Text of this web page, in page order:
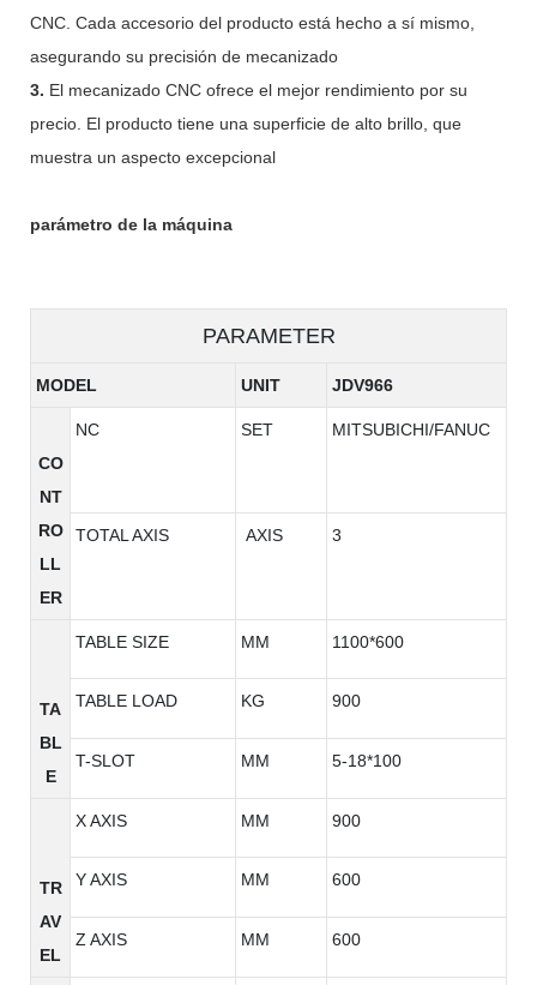
CNC. Cada accesorio del producto está hecho a sí mismo,
asegurando su precisión de mecanizado
3. El mecanizado CNC ofrece el mejor rendimiento por su
precio. El producto tiene una superficie de alto brillo, que
muestra un aspecto excepcional
parámetro de la máquina
PARAMETER
MODEL UNIT JDV966
CO
NT
RO
LL
ER
NC SET MITSUBICHI/FANUC
TOTAL AXIS AXIS 3
TA
BL
E
TABLE SIZE MM 1100*600
TABLE LOAD KG 900
T-SLOT MM 5-18*100
TR
AV
EL
X AXIS MM 900
Y AXIS MM 600
Z AXIS MM 600